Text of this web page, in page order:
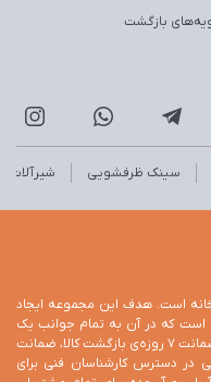
بازگشت
سینک ظرفشویی شیرآلات
است. هدف این مجموعه ایجاد
است که در آن به تمام جوانب یک
خرید مطمئن توجه شده باشد. در همین راستا ضمانت 7 روزه‌ی بازگشت کالا، ضمانت
در دسترس کارشناسان فنی برای